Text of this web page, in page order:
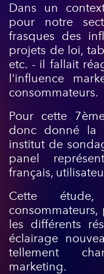
Dans un
pour notre
frasques des
projets de loi,
etc. - il fallait
l'influence
consommateurs.
Pour cette
donc donné la
institut de
panel
français,
Cette
les différents
éclairage
tellement
marketing.